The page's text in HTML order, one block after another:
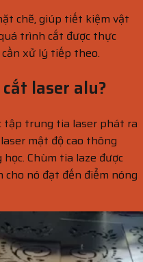
chẽ, giúp tiết kiệm vật
trình cắt được thực
xử lý tiếp theo.
laser alu?
tập trung tia laser phát ra
mật độ cao thông
Chùm tia laze được
cho nó đạt đến điểm nóng